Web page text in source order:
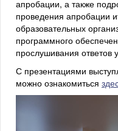
апробации, а также
проведения апробации
образовательных
программного
прослушивания ответов
С презентациями
можно ознакомиться